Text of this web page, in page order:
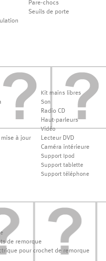
Pare-chocs
Seuils de porte
à jour
Kit mains libres
Son
Radio CD
Haut-parleurs
Vidéo
Lecteur DVD
Caméra intérieure
Support Ipod
Support tablette
Support téléphone
de remorque
pour crochet de remorque